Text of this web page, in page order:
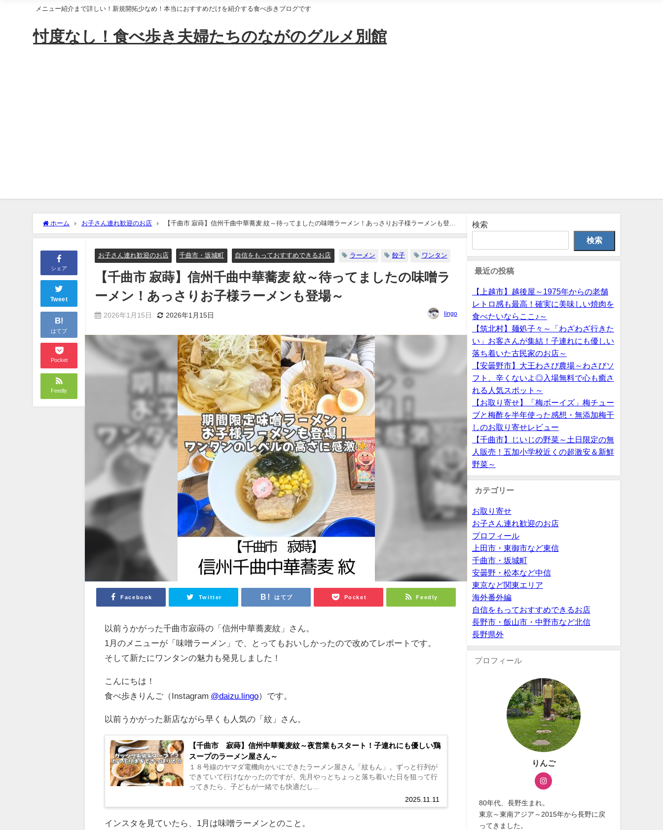
メニュー紹介まで詳しい！新規開拓少なめ！本当におすすめだけを紹介する食べ歩きブログです
忖度なし！食べ歩き夫婦たちのながのグルメ別館
ホーム お子さん連れ歓迎のお店
【千曲市 寂蒔】信州千曲中華蕎麦 紋～待ってましたの味噌ラーメン！あっさりお子様ラーメンも登場
～
シェア
Tweet
B!
はてブ
Pocket
Feedly
お子さん連れ歓迎のお店 千曲市・坂城町 自信をもっておすすめできるお店 ラーメン 餃子 ワンタン
【千曲市 寂蒔】信州千曲中華蕎麦 紋～待ってましたの味噌ラ
ーメン！あっさりお子様ラーメンも登場～
2026年1月15日 2026年1月15日 lingo
Facebook Twitter はてブ Pocket Feedly
以前うかがった千曲市寂蒔の「信州中華蕎麦紋」さん。
1月のメニューが「味噌ラーメン」で、とってもおいしかったので改めてレポートです。
そして新たにワンタンの魅力も発見しました！
こんにちは！
食べ歩きりんご（Instagram @daizu.lingo）です。
以前うかがった新店ながら早くも人気の「紋」さん。
【千曲市 寂蒔】信州中華蕎麦紋～夜営業もスタート！子連れにも優しい鶏
スープのラーメン屋さん～
2025.11.11
１８号線のヤマダ電機向かいにできたラーメン屋さん「紋もん」。ずっと行列が
できていて行けなかったのですが、先月やっとちょっと落ち着いた日を狙って行
ってきたら、子どもが一緒でも快適だし...
インスタを見ていたら、1月は味噌ラーメンとのこと。
検索
検索
最近の投稿
【上越市】越後屋～1975年からの老舗
レトロ感も最高！確実に美味しい焼肉を
食べたいならここ♪～
【筑北村】麺処子々～「わざわざ行きた
い」お客さんが集結！子連れにも優しい
落ち着いた古民家のお店～
【安曇野市】大王わさび農場～わさびソ
フト、辛くないよ◎入場無料で心も癒さ
れる人気スポット～
【お取り寄せ】「梅ボーイズ」梅チュー
ブと梅酢を半年使った感想・無添加梅干
しのお取り寄せレビュー
【千曲市】じいじの野菜～土日限定の無
人販売！五加小学校近くの超激安＆新鮮
野菜～
カテゴリー
お取り寄せ
お子さん連れ歓迎のお店
プロフィール
上田市・東御市など東信
千曲市・坂城町
安曇野・松本など中信
東京など関東エリア
海外番外編
自信をもっておすすめできるお店
長野市・飯山市・中野市など北信
長野県外
プロフィール
りんご
80年代、長野生まれ。
東京～東南アジア～2015年から長野に戻
ってきました。